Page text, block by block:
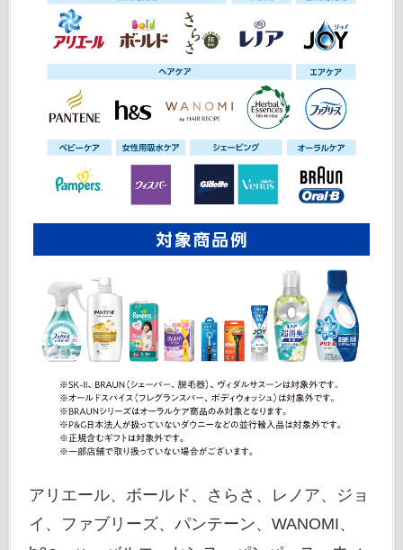
アリエール、ボールド、さらさ、レノア、ジョ
イ、ファブリーズ、パンテーン、WANOMI、